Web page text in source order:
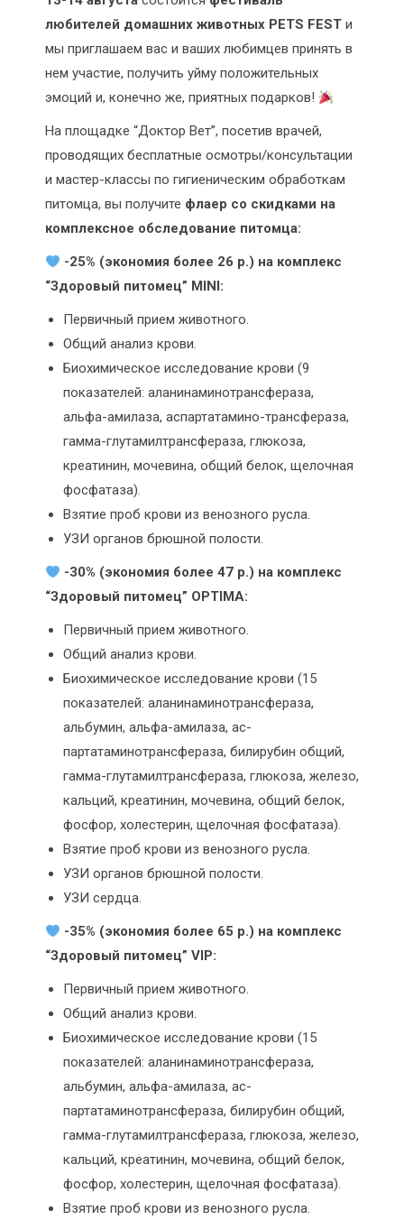
любителей домашних животных PETS FEST и
мы приглашаем вас и ваших любимцев принять в
нем участие, получить уйму положительных
эмоций и, конечно же, приятных подарков!
На площадке “Доктор Вет”, посетив врачей,
проводящих бесплатные осмотры/консультации
и мастер-классы по гигиеническим обработкам
питомца, вы получите флаер со скидками на
комплексное обследование питомца:
-25% (экономия более 26 р.) на комплекс
“Здоровый питомец” MINI:
Первичный прием животного.
Общий анализ крови.
Биохимическое исследование крови (9
показателей: аланинаминотрансфераза,
альфа-амилаза, аспартатамино-трансфераза,
гамма-глутамилтрансфераза, глюкоза,
креатинин, мочевина, общий белок, щелочная
фосфатаза).
Взятие проб крови из венозного русла.
УЗИ органов брюшной полости.
-30% (экономия более 47 р.) на комплекс
“Здоровый питомец” OPTIMA:
Первичный прием животного.
Общий анализ крови.
Биохимическое исследование крови (15
показателей: аланинаминотрансфераза,
альбумин, альфа-амилаза, ас-
партатаминотрансфераза, билирубин общий,
гамма-глутамилтрансфераза, глюкоза, железо,
кальций, креатинин, мочевина, общий белок,
фосфор, холестерин, щелочная фосфатаза).
Взятие проб крови из венозного русла.
УЗИ органов брюшной полости.
УЗИ сердца.
-35% (экономия более 65 р.) на комплекс
“Здоровый питомец” VIP:
Первичный прием животного.
Общий анализ крови.
Биохимическое исследование крови (15
показателей: аланинаминотрансфераза,
альбумин, альфа-амилаза, ас-
партатаминотрансфераза, билирубин общий,
гамма-глутамилтрансфераза, глюкоза, железо,
кальций, креатинин, мочевина, общий белок,
фосфор, холестерин, щелочная фосфатаза).
Взятие проб крови из венозного русла.